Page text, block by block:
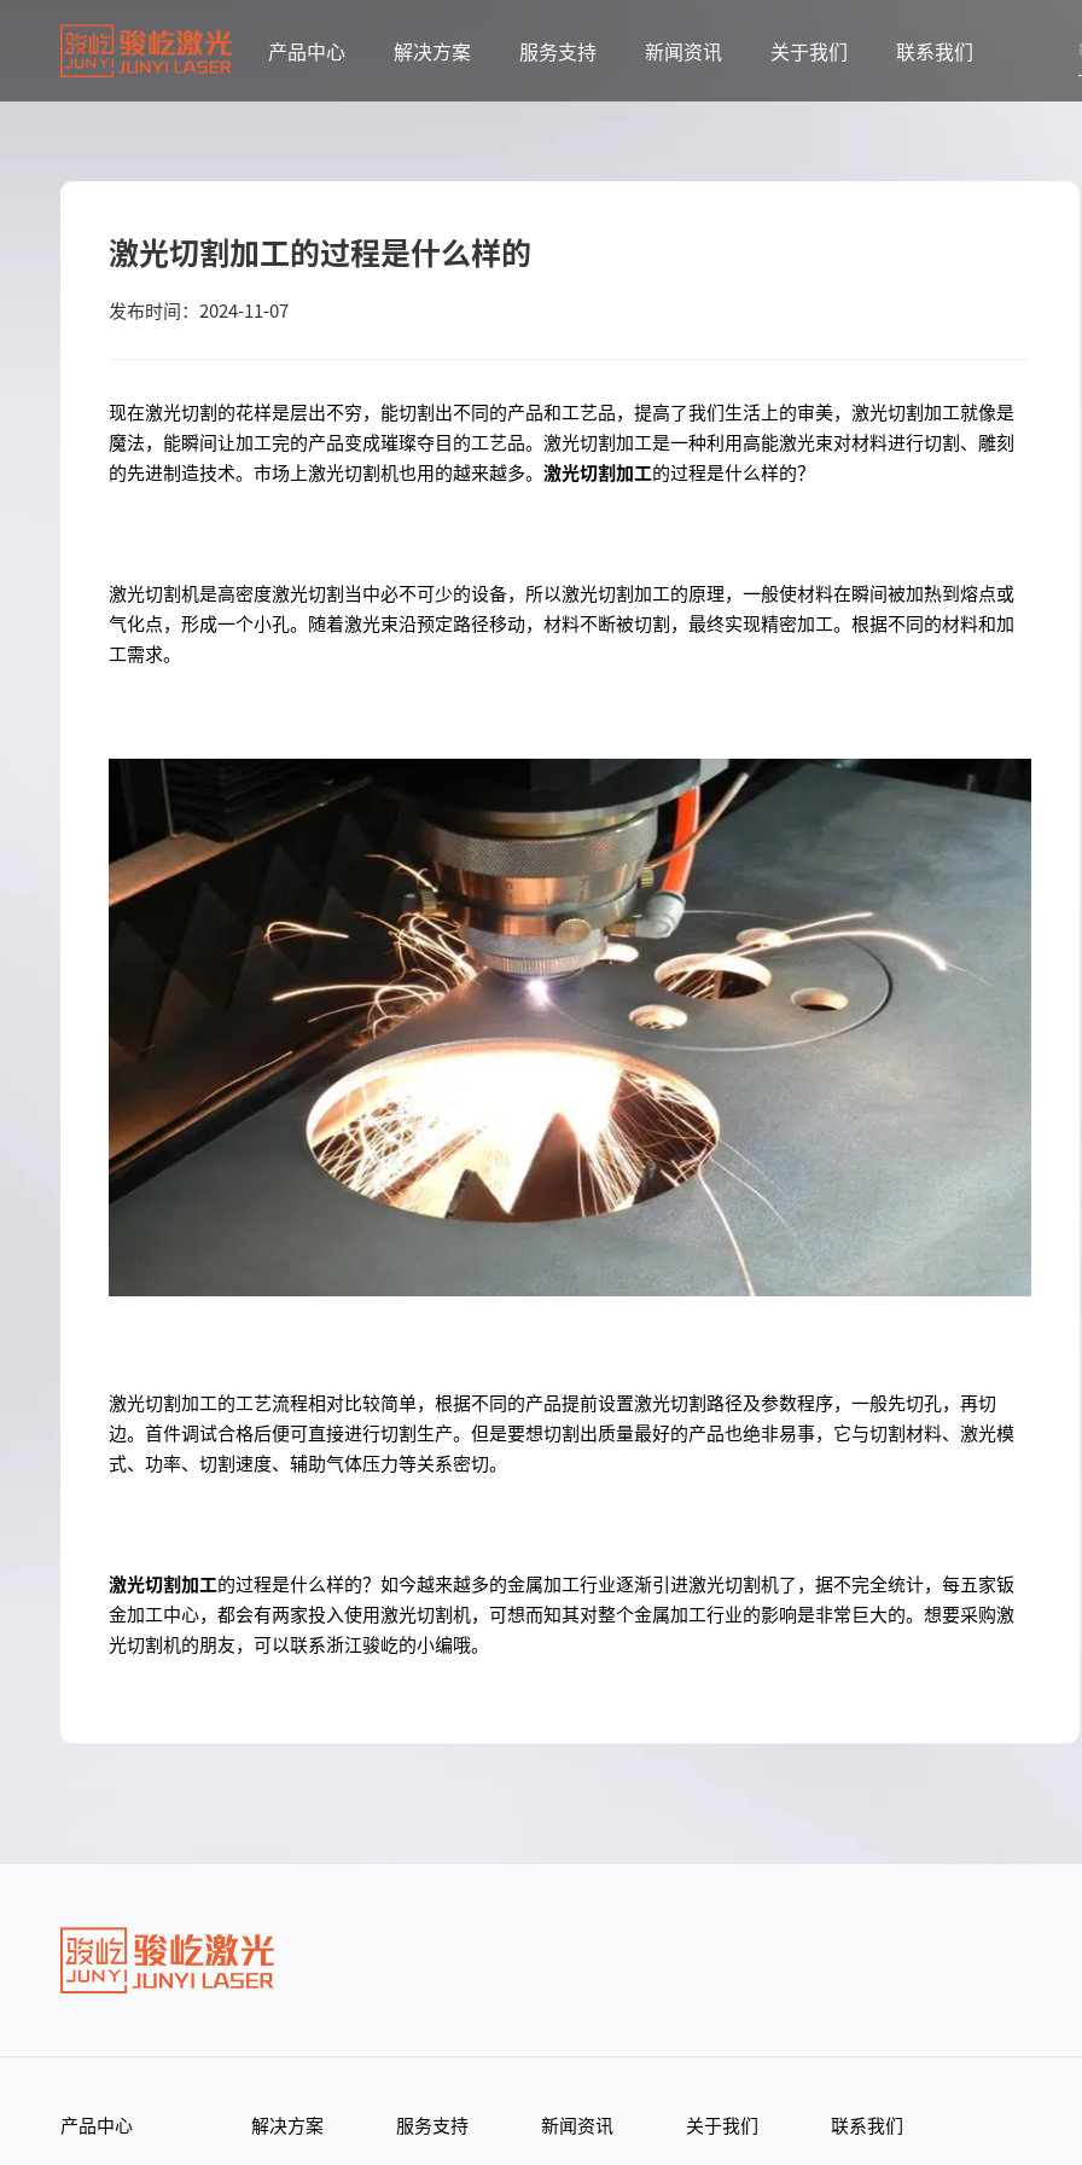
产品中心 解决方案 服务支持 新闻资讯 关于我们 联系我们
激光切割加工的过程是什么样的
发布时间：2024-11-07
现在激光切割的花样是层出不穷，能切割出不同的产品和工艺品，提高了我们生活上的审美，激光切割加工就像是
魔法，能瞬间让加工完的产品变成璀璨夺目的工艺品。激光切割加工是一种利用高能激光束对材料进行切割、雕刻
的先进制造技术。市场上激光切割机也用的越来越多。 激光切割加工的过程是什么样的？
激光切割机是高密度激光切割当中必不可少的设备，所以激光切割加工的原理，一般使材料在瞬间被加热到熔点或
气化点，形成一个小孔。随着激光束沿预定路径移动，材料不断被切割，最终实现精密加工。根据不同的材料和加
工需求。
激光切割加工的工艺流程相对比较简单，根据不同的产品提前设置激光切割路径及参数程序，一般先切孔，再切
边。首件调试合格后便可直接进行切割生产。但是要想切割出质量最好的产品也绝非易事，它与切割材料、激光模
式、功率、切割速度、辅助气体压力等关系密切。
激光切割加工的过程是什么样的？如今越来越多的金属加工行业逐渐引进激光切割机了，据不完全统计，每五家钣
金加工中心，都会有两家投入使用激光切割机，可想而知其对整个金属加工行业的影响是非常巨大的。想要采购激
光切割机的朋友，可以联系浙江骏屹的小编哦。
产品中心 解决方案 服务支持 新闻资讯 关于我们 联系我们